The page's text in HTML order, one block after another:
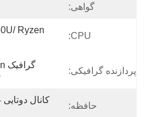
گواهی:
CPU:
Ryzen
پردازنده گرافیکی:
حافظه: